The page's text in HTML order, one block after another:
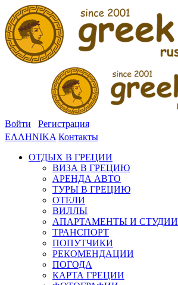
Войти
Регистрация
ΕΛΛΗΝΙΚΑ Контакты
ОТДЫХ В ГРЕЦИИ
ВИЗА В ГРЕЦИЮ
АРЕНДА АВТО
ТУРЫ В ГРЕЦИЮ
ОТЕЛИ
ВИЛЛЫ
АПАРТАМЕНТЫ И СТУДИИ
ТРАНСПОРТ
ПОПУТЧИКИ
РЕКОМЕНДАЦИИ
ПОГОДА
КАРТА ГРЕЦИИ